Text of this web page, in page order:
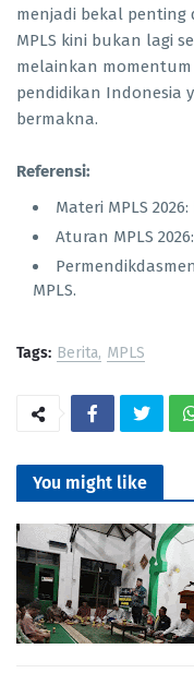
menjadi bekal penting
MPLS kini bukan lagi
melainkan
pendidikan Indonesia
bermakna.
Referensi:
Materi MPLS 2026:
Aturan MPLS 2026:
MPLS.
Tags: Berita MPLS
You might like